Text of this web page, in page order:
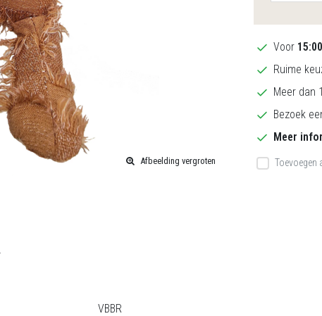
Afbeelding vergroten
Voor 15:00
Ruime
Meer dan
Bezoek
Meer
Toevoegen
VBBR